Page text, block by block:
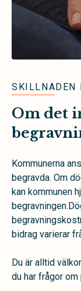
SKILLNADEN
Om det
Kommunerna
begravda. Om
kan kommunen
bidrag varierar
Du är alltid
du har frågor